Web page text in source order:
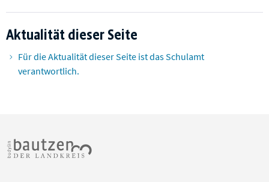
Aktualität dieser Seite
Für die Aktualität dieser Seite ist das Schulamt
verantwortlich.